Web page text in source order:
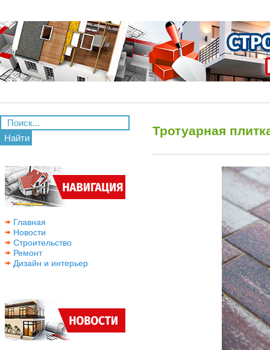
Найти
Главная
Новости
Строительство
Ремонт
Дизайн и интерьер
Тротуарная